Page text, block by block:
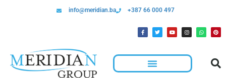
info@meridian.ba +387 66 000 497